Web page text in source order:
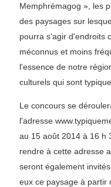
Memphrémagog », les
des paysages sur
pourra s'agir d'endroits
méconnus et moins
l'essence de notre
culturels qui sont
Le concours se
l'adresse
au 15 août 2014 à 16 h
rendre à cette adresse
seront également
eux ce paysage à partir